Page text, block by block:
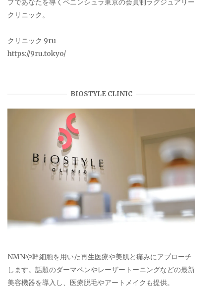
プであなたを導くペニンシュラ東京の会員制ラグジュアリー
クリニック。
クリニック 9ru
https://9ru.tokyo/
BIOSTYLE CLINIC
NMNや幹細胞を用いた再生医療や美肌と痛みにアプローチ
します。話題のダーマペンやレーザートーニングなどの最新
美容機器を導入し、医療脱毛やアートメイクも提供。